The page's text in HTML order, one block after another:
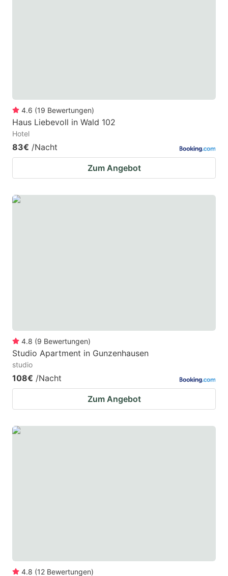
4.6 (19 Bewertungen)
Haus Liebevoll in Wald 102
Hotel
83€ /Nacht
Zum Angebot
4.8 (9 Bewertungen)
Studio Apartment in Gunzenhausen
studio
108€ /Nacht
Zum Angebot
4.8 (12 Bewertungen)